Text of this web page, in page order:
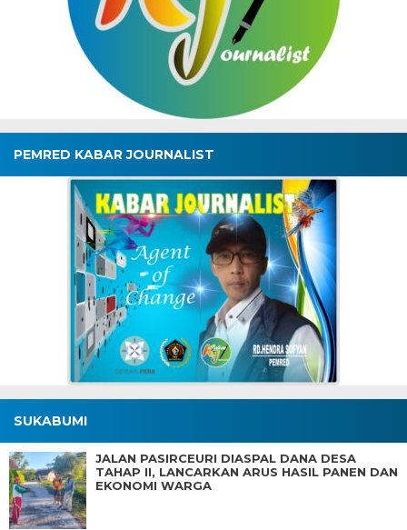
PEMRED KABAR JOURNALIST
SUKABUMI
JALAN PASIRCEURI DIASPAL DANA DESA
TAHAP II, LANCARKAN ARUS HASIL PANEN DAN
EKONOMI WARGA